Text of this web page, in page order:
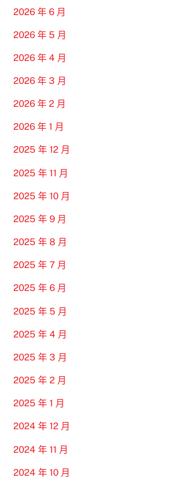
2026 年 6 月
2026 年 5 月
2026 年 4 月
2026 年 3 月
2026 年 2 月
2026 年 1 月
2025 年 12 月
2025 年 11 月
2025 年 10 月
2025 年 9 月
2025 年 8 月
2025 年 7 月
2025 年 6 月
2025 年 5 月
2025 年 4 月
2025 年 3 月
2025 年 2 月
2025 年 1 月
2024 年 12 月
2024 年 11 月
2024 年 10 月